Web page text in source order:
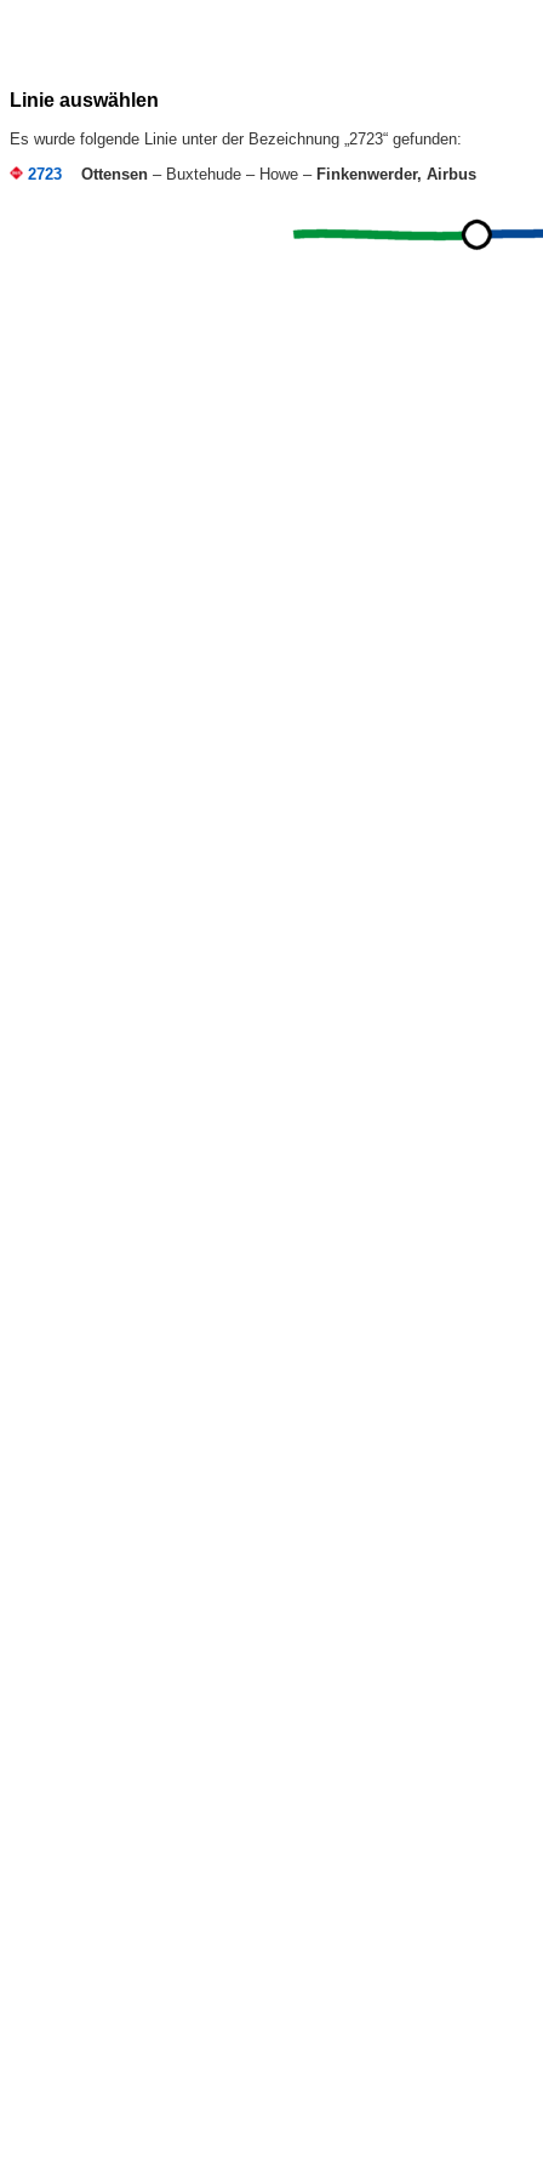
Linie auswählen
Es wurde folgende Linie unter der Bezeichnung „2723“ gefunden:
2723
Ottensen– Buxtehude – Howe – Finkenwerder, Airbus